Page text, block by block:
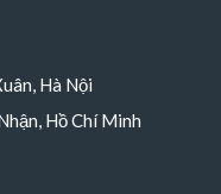
Hà Nội
Hồ Chí Minh